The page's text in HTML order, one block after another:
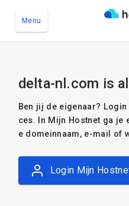
Menu
delta-nl.com is
Ben jij de eigenaar?
ces. In Mijn Hostnet ga je
e domeinnaam, e-mail of
Login Mijn